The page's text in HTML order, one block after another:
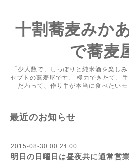
十割蕎麦みか
で蕎麦
「少人数で、しっぽりと純米酒を楽し
セプトの蕎麦屋です。 極力できたて、
だわって、作り手が本当に食べたいモ
最近のお知らせ
2015-08-30 00:24:00
明日の日曜日は昼夜共に通常営